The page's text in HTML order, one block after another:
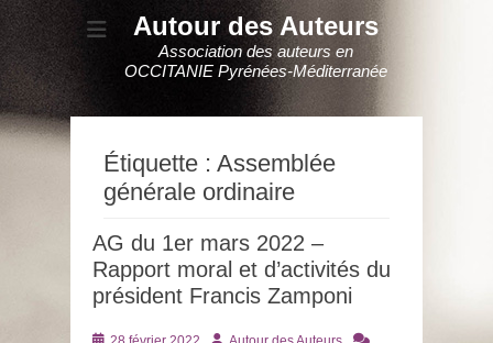
Autour des Auteurs
Association des auteurs en
OCCITANIE Pyrénées-Méditerranée
Étiquette : Assemblée
générale ordinaire
AG du 1er mars 2022 –
Rapport moral et d’activités du
président Francis Zamponi
Posté
Auteur